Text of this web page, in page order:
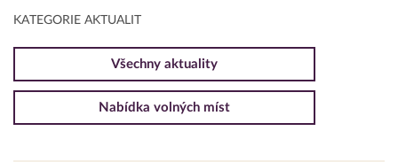
KATEGORIE AKTUALIT
Všechny aktuality
Nabídka volných míst